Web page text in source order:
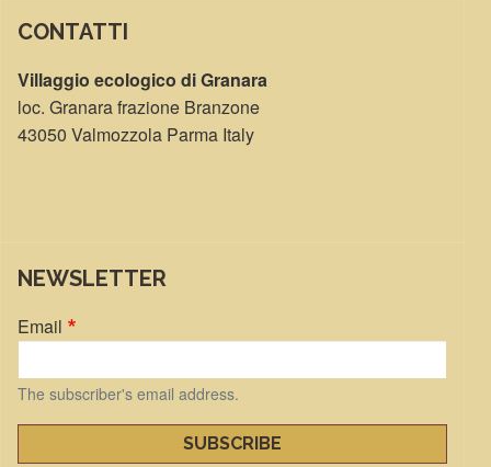
CONTATTI
Villaggio ecologico di Granara
loc. Granara frazione Branzone
43050 Valmozzola Parma Italy
NEWSLETTER
Email
The subscriber's email address.